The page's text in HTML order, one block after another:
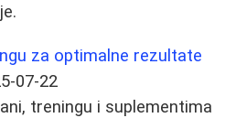
za optimalne rezultate
07-22
treningu i suplementima